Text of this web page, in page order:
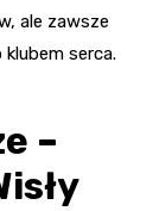
ale zawsze
klubem serca.
–